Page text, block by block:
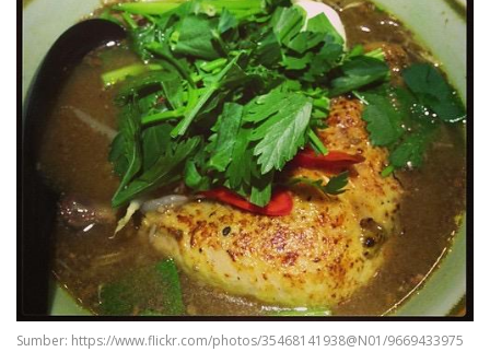
Sumber: https://www.flickr.com/photos/35468141938@N01/9669433975